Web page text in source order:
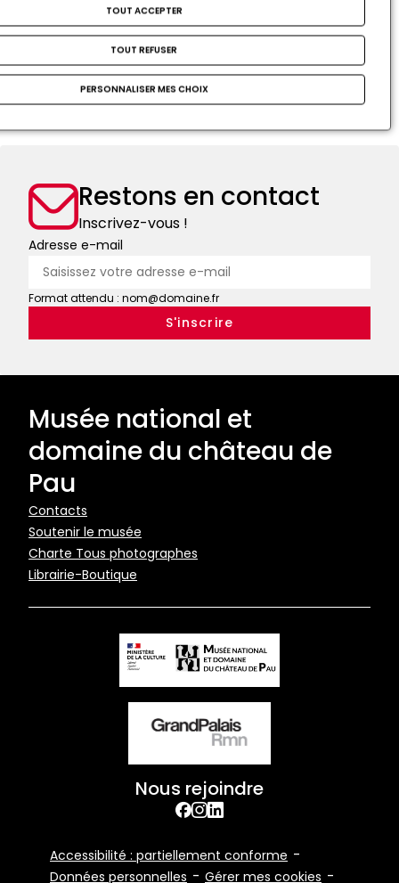
26 27
2 3
Mots-clés :
VISITE NOCTURNE CHÂTEAU DE PAU LE SOIR
Restons en contact
Inscrivez-vous !
Adresse e-mail
Format attendu : nom@domaine.fr
Musée national et
domaine du château de
Pau
Pied
de
page
Contacts
Soutenir le musée
Charte Tous photographes
Librairie-Boutique
Nous rejoindre
facebook
Instagram
Bottom
Accessibilité : partiellement conforme
Données personnelles
Gérer mes cookies
TOUT ACCEPTER
TOUT REFUSER
PERSONNALISER MES CHOIX